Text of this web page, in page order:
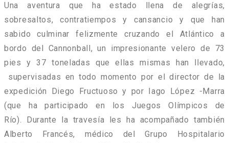
Una aventura que ha estado llena de alegrías,
sobresaltos, contratiempos y cansancio y que han
sabido culminar felizmente cruzando el Atlántico a
bordo del Cannonball, un impresionante velero de 73
pies y 37 toneladas que ellas mismas han llevado,
supervisadas en todo momento por el director de la
expedición Diego Fructuoso y por Iago López -Marra
(que ha participado en los Juegos Olímpicos de
Río). Durante la travesía les ha acompañado también
Alberto Francés, médico del Grupo Hospitalario